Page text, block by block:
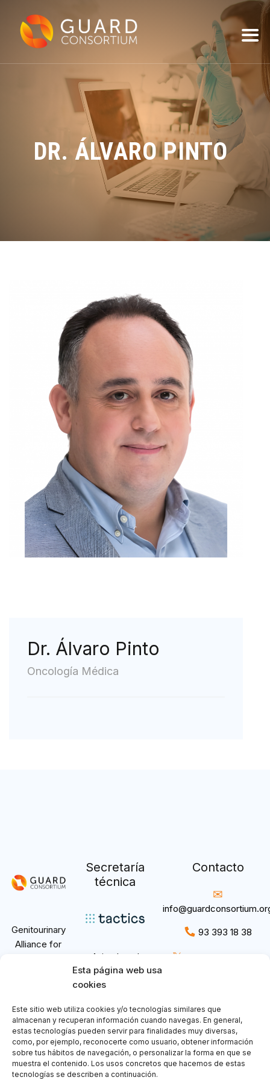
Esta página web usa
cookies
Este sitio web utiliza cookies y/o tecnologías similares que
almacenan y recuperan información cuando navegas. En general,
estas tecnologías pueden servir para finalidades muy diversas,
como, por ejemplo, reconocerte como usuario, obtener información
sobre tus hábitos de navegación, o personalizar la forma en que se
muestra el contenido. Los usos concretos que hacemos de estas
tecnologías se describen a continuación.
DR. ÁLVARO PINTO
Dr. Álvaro Pinto
Oncología Médica
Genitourinary
Alliance for
Secretaría
técnica
Aviso Legal
Política de
privacidad
Cookies
Contacto
93 393 18 38
𝕏